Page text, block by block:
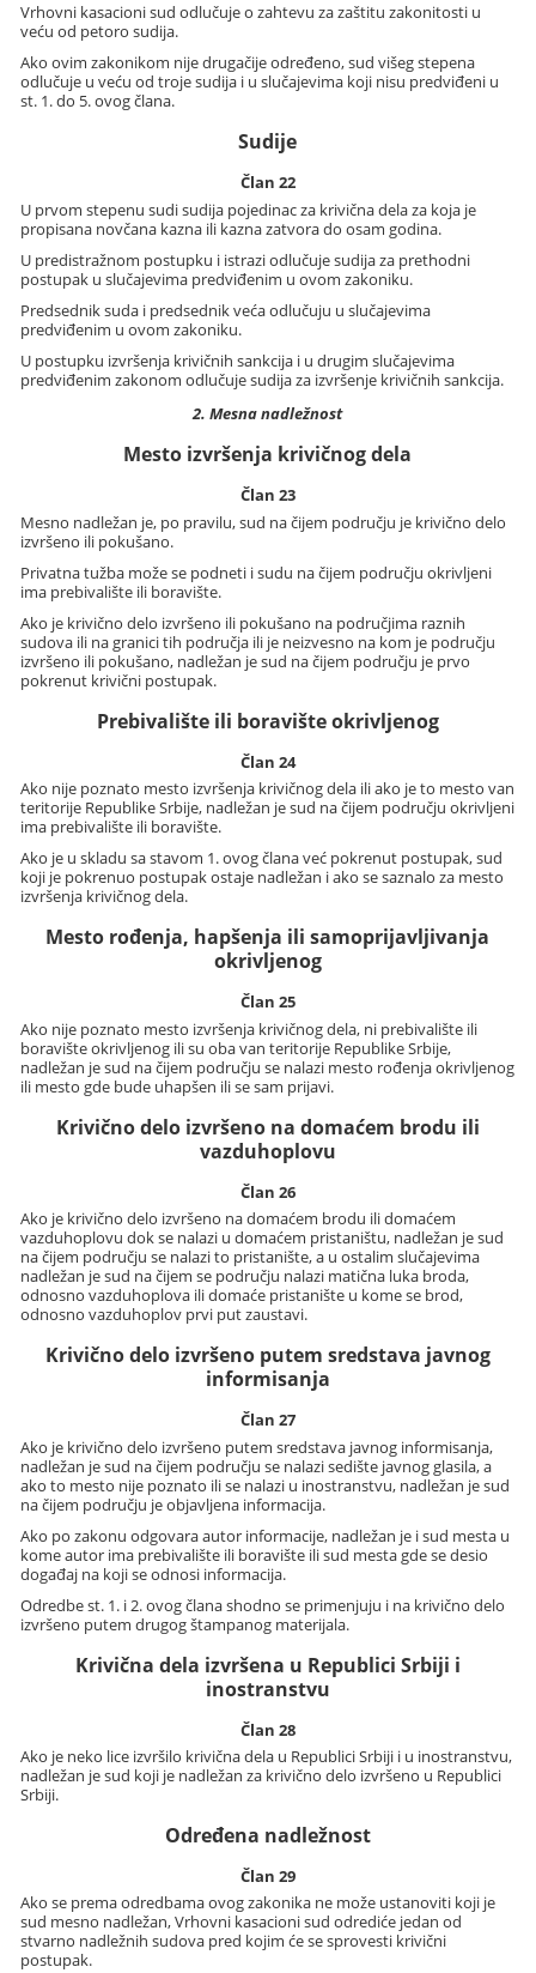
Vrhovni kasacioni sud odlučuje o zahtevu za zaštitu zakonitosti u
veću od petoro sudija.
Ako ovim zakonikom nije drugačije određeno, sud višeg stepena
odlučuje u veću od troje sudija i u slučajevima koji nisu predviđeni u
st. 1. do 5. ovog člana.
Sudije
Član 22
U prvom stepenu sudi sudija pojedinac za krivična dela za koja je
propisana novčana kazna ili kazna zatvora do osam godina.
U predistražnom postupku i istrazi odlučuje sudija za prethodni
postupak u slučajevima predviđenim u ovom zakoniku.
Predsednik suda i predsednik veća odlučuju u slučajevima
predviđenim u ovom zakoniku.
U postupku izvršenja krivičnih sankcija i u drugim slučajevima
predviđenim zakonom odlučuje sudija za izvršenje krivičnih sankcija.
2. Mesna nadležnost
Mesto izvršenja krivičnog dela
Član 23
Mesno nadležan je, po pravilu, sud na čijem području je krivično delo
izvršeno ili pokušano.
Privatna tužba može se podneti i sudu na čijem području okrivljeni
ima prebivalište ili boravište.
Ako je krivično delo izvršeno ili pokušano na područjima raznih
sudova ili na granici tih područja ili je neizvesno na kom je području
izvršeno ili pokušano, nadležan je sud na čijem području je prvo
pokrenut krivični postupak.
Prebivalište ili boravište okrivljenog
Član 24
Ako nije poznato mesto izvršenja krivičnog dela ili ako je to mesto van
teritorije Republike Srbije, nadležan je sud na čijem području okrivljeni
ima prebivalište ili boravište.
Ako je u skladu sa stavom 1. ovog člana već pokrenut postupak, sud
koji je pokrenuo postupak ostaje nadležan i ako se saznalo za mesto
izvršenja krivičnog dela.
Mesto rođenja, hapšenja ili samoprijavljivanja
okrivljenog
Član 25
Ako nije poznato mesto izvršenja krivičnog dela, ni prebivalište ili
boravište okrivljenog ili su oba van teritorije Republike Srbije,
nadležan je sud na čijem području se nalazi mesto rođenja okrivljenog
ili mesto gde bude uhapšen ili se sam prijavi.
Krivično delo izvršeno na domaćem brodu ili
vazduhoplovu
Član 26
Ako je krivično delo izvršeno na domaćem brodu ili domaćem
vazduhoplovu dok se nalazi u domaćem pristaništu, nadležan je sud
na čijem području se nalazi to pristanište, a u ostalim slučajevima
nadležan je sud na čijem se području nalazi matična luka broda,
odnosno vazduhoplova ili domaće pristanište u kome se brod,
odnosno vazduhoplov prvi put zaustavi.
Krivično delo izvršeno putem sredstava javnog
informisanja
Član 27
Ako je krivično delo izvršeno putem sredstava javnog informisanja,
nadležan je sud na čijem području se nalazi sedište javnog glasila, a
ako to mesto nije poznato ili se nalazi u inostranstvu, nadležan je sud
na čijem području je objavljena informacija.
Ako po zakonu odgovara autor informacije, nadležan je i sud mesta u
kome autor ima prebivalište ili boravište ili sud mesta gde se desio
događaj na koji se odnosi informacija.
Odredbe st. 1. i 2. ovog člana shodno se primenjuju i na krivično delo
izvršeno putem drugog štampanog materijala.
Krivična dela izvršena u Republici Srbiji i
inostranstvu
Član 28
Ako je neko lice izvršilo krivična dela u Republici Srbiji i u inostranstvu,
nadležan je sud koji je nadležan za krivično delo izvršeno u Republici
Srbiji.
Određena nadležnost
Član 29
Ako se prema odredbama ovog zakonika ne može ustanoviti koji je
sud mesno nadležan, Vrhovni kasacioni sud odrediće jedan od
stvarno nadležnih sudova pred kojim će se sprovesti krivični
postupak.